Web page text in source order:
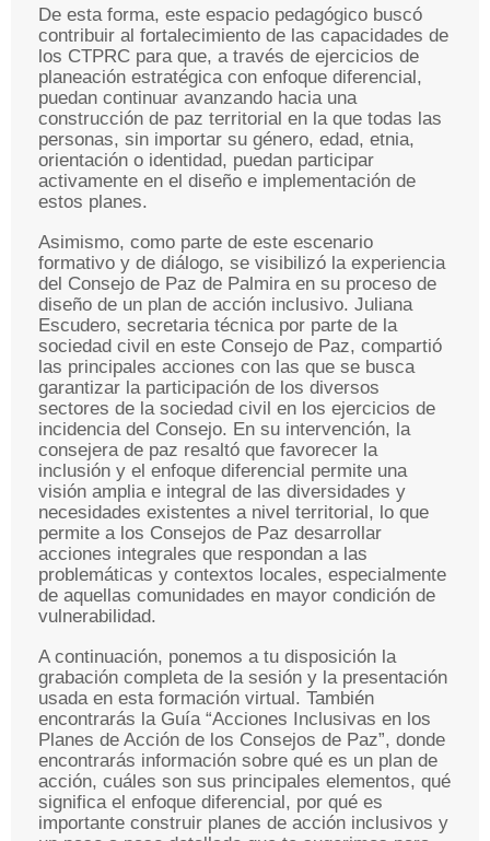
De esta forma, este espacio pedagógico buscó
contribuir al fortalecimiento de las capacidades de
los CTPRC para que, a través de ejercicios de
planeación estratégica con enfoque diferencial,
puedan continuar avanzando hacia una
construcción de paz territorial en la que todas las
personas, sin importar su género, edad, etnia,
orientación o identidad, puedan participar
activamente en el diseño e implementación de
estos planes.
Asimismo, como parte de este escenario
formativo y de diálogo, se visibilizó la experiencia
del Consejo de Paz de Palmira en su proceso de
diseño de un plan de acción inclusivo. Juliana
Escudero, secretaria técnica por parte de la
sociedad civil en este Consejo de Paz, compartió
las principales acciones con las que se busca
garantizar la participación de los diversos
sectores de la sociedad civil en los ejercicios de
incidencia del Consejo. En su intervención, la
consejera de paz resaltó que favorecer la
inclusión y el enfoque diferencial permite una
visión amplia e integral de las diversidades y
necesidades existentes a nivel territorial, lo que
permite a los Consejos de Paz desarrollar
acciones integrales que respondan a las
problemáticas y contextos locales, especialmente
de aquellas comunidades en mayor condición de
vulnerabilidad.
A continuación, ponemos a tu disposición la
grabación completa de la sesión y la presentación
usada en esta formación virtual. También
encontrarás la Guía “Acciones Inclusivas en los
Planes de Acción de los Consejos de Paz”, donde
encontrarás información sobre qué es un plan de
acción, cuáles son sus principales elementos, qué
significa el enfoque diferencial, por qué es
importante construir planes de acción inclusivos y